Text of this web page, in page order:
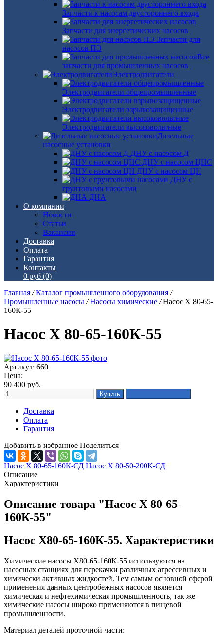
Запчасти к насосам двустороннего входа
Запчасти для энергетических насосов
Запчасти для
насосов ПЭ
Все
запчасти для промышленных насосов
Электродвигатели
Электродвигатели общепромышленные
Электродвигатели взрывозащищенные
Электродвигатели высоковольтные
Дизельные
насосные установки
ДНУ с насосом Д
ДНУ с насосом ЦНС
ДНУ с насосом ЦН
ДНУ с
грунтовыми насосами
ДНА
О компании
Новости
Статьи
Вакансии
Доставка
Оплата
Гарантия
Контакты
0 руб (0)
Главная / Каталог промышленного оборудования /
Промышленные насосы / Насосы химические / Насос Х 80-65-
160К-55
Насос Х 80-65-160К-55
Артикул: 660
Цена:
90 400 руб.
Доставка
Оплата
Гарантия
Добавить в избранное Поделиться
Насос Х 80-65-160К-СД Насос Х 80-50-200К-СД
Описание
Характеристики
Описание товара "Насос Х 80-65-
160К-55"
Насос Х80-65-160К-55. Характеристики
Химические насосы Х80-65-160К-55 используются на
насосных станциях для перекачки различных агрессивных и
химически активных жидкостей. Тем самым основной сферой
применения данных центробежных насосов является
химическая и нефтехимическая промышленность, так же
химические насосы широко применяются в пищевой
промышленности.
Материал деталей проточной части: